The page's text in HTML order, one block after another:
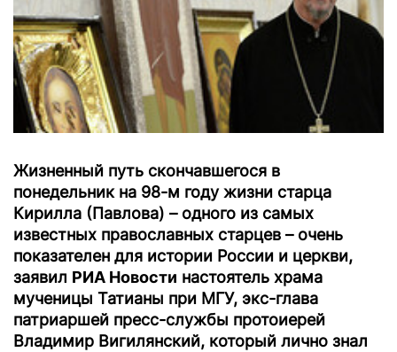
Жизненный путь скончавшегося в
понедельник на 98-м году жизни старца
Кирилла (Павлова) – одного из самых
известных православных старцев – очень
показателен для истории России и церкви,
заявил РИА Новости настоятель храма
мученицы Татианы при МГУ, экс-глава
патриаршей пресс-службы протоиерей
Владимир Вигилянский, который лично знал